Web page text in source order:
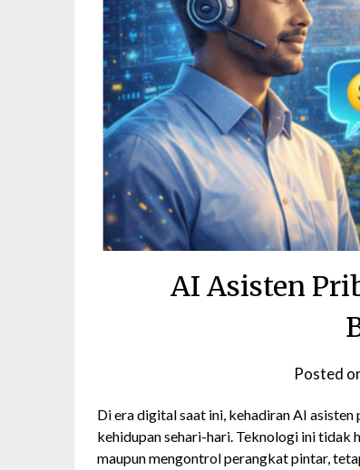
AI Asisten
Posted
Di era digital saat ini, kehadiran AI
kehidupan sehari-hari. Teknologi ini tidak
maupun mengontrol perangkat pintar,